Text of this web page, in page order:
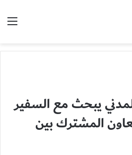
يبحث مع السفير
المشترك بين